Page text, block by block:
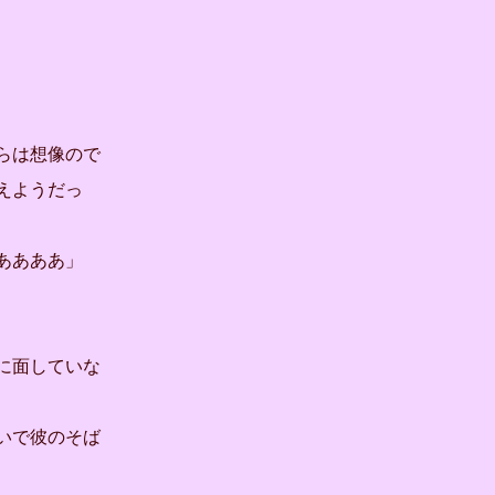
は想像ので
ようだっ
ああ」
面していな
で彼のそば